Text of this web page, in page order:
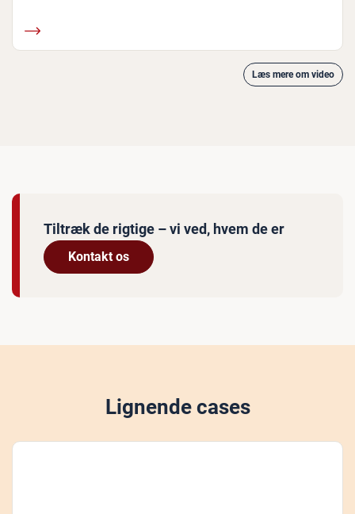
Læs mere om video
Tiltræk de rigtige – vi ved, hvem de er
Kontakt os
Lignende cases